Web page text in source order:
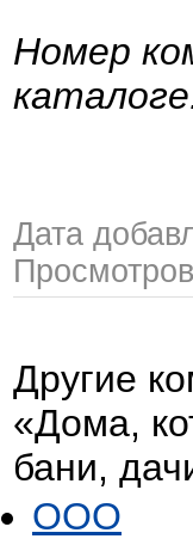
Номер
Дата
Другие
«Дома,
бани,
ООО